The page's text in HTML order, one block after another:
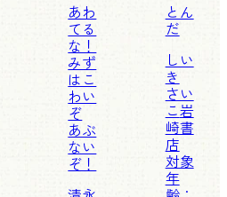
あわ
てる
な！
みず
はこ
わい
ぞ
あぶ
ない
ぞ！
とん
だ
しい
き
さい
こ岩
崎書
店
対象
年